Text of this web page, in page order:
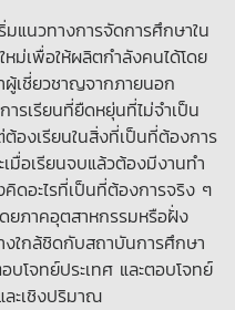
มแนวทางการจัดการศึกษาใน
ม่เพื่อให้ผลิตกำลังคนได้โดย
เชี่ยวชาญจากภายนอก
รเรียนที่ยืดหยุ่นที่ไม่จำเป็น
องเรียนในสิ่งที่เป็นที่ต้องการ
มื่อเรียนจบแล้วต้องมีงานทำ
ดอะไรที่เป็นที่ต้องการจริง ๆ
ยภาคอุตสาหกรรมหรือฝั่ง
ใกล้ชิดกับสถาบันการศึกษา
จทย์ประเทศ และตอบโจทย์
ะเชิงปริมาณ